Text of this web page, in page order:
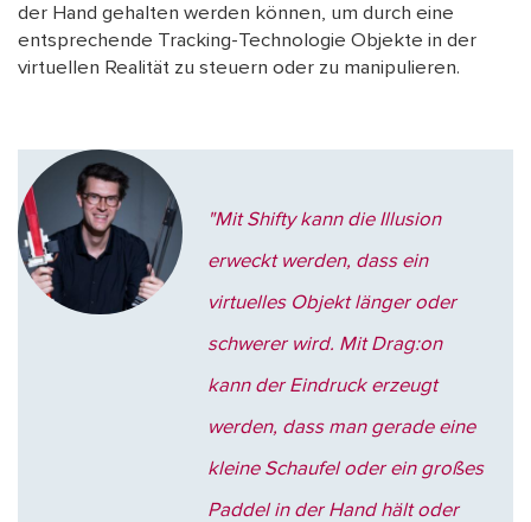
der Hand gehalten werden können, um durch eine
entsprechende Tracking-Technologie Objekte in der
virtuellen Realität zu steuern oder zu manipulieren.
"Mit Shifty kann die Illusion
erweckt werden, dass ein
virtuelles Objekt länger oder
schwerer wird. Mit Drag:on
kann der Eindruck erzeugt
werden, dass man gerade eine
kleine Schaufel oder ein großes
Paddel in der Hand hält oder